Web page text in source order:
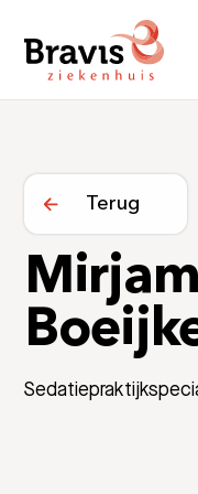
Terug